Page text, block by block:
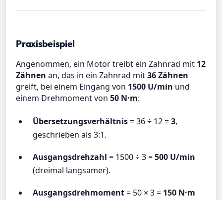
Praxisbeispiel
Angenommen, ein Motor treibt ein Zahnrad mit 12
Zähnen an, das in ein Zahnrad mit36 Zähnen
greift, bei einem Eingang von 1500 U/min und
einem Drehmoment von50 N·m:
Übersetzungsverhältnis= 36 ÷ 12 =3,
geschrieben als 3:1.
Ausgangsdrehzahl = 1500 ÷ 3 =500 U/min
(dreimal langsamer).
Ausgangsdrehmoment= 50 × 3 = 150 N·m